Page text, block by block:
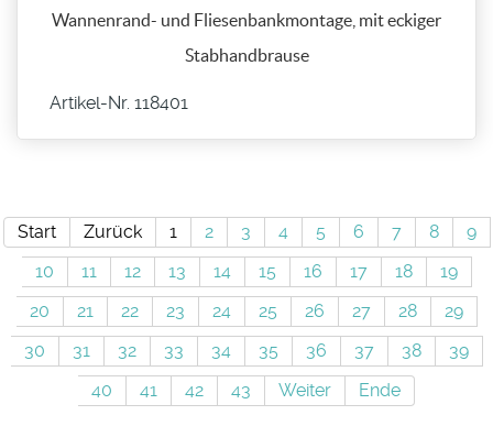
Wannenrand- und Fliesenbankmontage, mit eckiger
Stabhandbrause
Artikel-Nr. 118401
Start Zurück 1 2 3 4 5 6 7 8
9
10
11 12 13 14 15 16 17 18
19
20
21 22 23 24 25 26 27 28
29
30
31 32 33 34 35 36 37 38
39
40
41 42 43 Weiter Ende